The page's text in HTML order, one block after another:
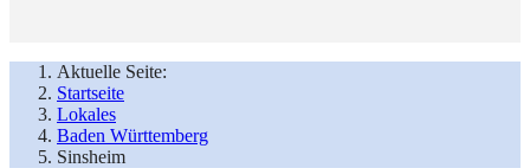
Aktuelle Seite:
Startseite
Lokales
Baden Württemberg
Sinsheim